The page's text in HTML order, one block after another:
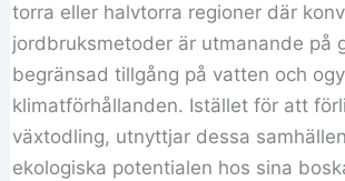
torra eller halvtorra regioner där
jordbruksmetoder är utmanande på
begränsad tillgång på vatten och
klimatförhållanden. Istället för att
växtodling, utnyttjar dessa
ekologiska potentialen hos sina